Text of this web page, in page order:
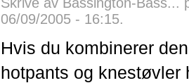
06/09/2005 - 16:15.
Hvis du kombinerer
hotpants og knestøvler